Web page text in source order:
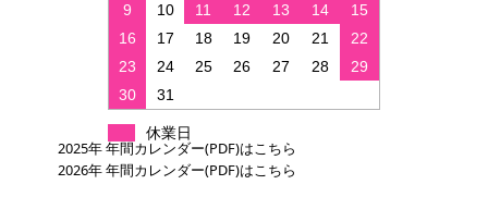
9
10 11 12 13 14
15
16
17 18 19 20 21
22
23
24 25 26 27 28
29
30
31
休業日
2025年 年間カレンダー(PDF)はこちら
2026年 年間カレンダー(PDF)はこちら